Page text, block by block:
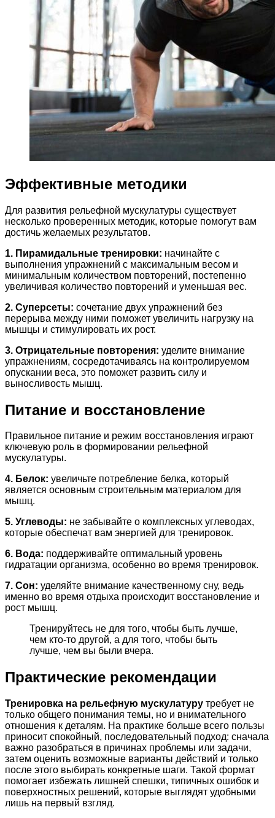
Эффективные методики
Для развития рельефной мускулатуры существует
несколько проверенных методик, которые помогут вам
достичь желаемых результатов.
1. Пирамидальные тренировки: начинайте с
выполнения упражнений с максимальным весом и
минимальным количеством повторений, постепенно
увеличивая количество повторений и уменьшая вес.
2. Суперсеты: сочетание двух упражнений без
перерыва между ними поможет увеличить нагрузку на
мышцы и стимулировать их рост.
3. Отрицательные повторения: уделите внимание
упражнениям, сосредотачиваясь на контролируемом
опускании веса, это поможет развить силу и
выносливость мышц.
Питание и восстановление
Правильное питание и режим восстановления играют
ключевую роль в формировании рельефной
мускулатуры.
4. Белок: увеличьте потребление белка, который
является основным строительным материалом для
мышц.
5. Углеводы: не забывайте о комплексных углеводах,
которые обеспечат вам энергией для тренировок.
6. Вода: поддерживайте оптимальный уровень
гидратации организма, особенно во время тренировок.
7. Сон: уделяйте внимание качественному сну, ведь
именно во время отдыха происходит восстановление и
рост мышц.
Тренируйтесь не для того, чтобы быть лучше,
чем кто-то другой, а для того, чтобы быть
лучше, чем вы были вчера.
Практические рекомендации
Тренировка на рельефную мускулатуру требует не
только общего понимания темы, но и внимательного
отношения к деталям. На практике больше всего пользы
приносит спокойный, последовательный подход: сначала
важно разобраться в причинах проблемы или задачи,
затем оценить возможные варианты действий и только
после этого выбирать конкретные шаги. Такой формат
помогает избежать лишней спешки, типичных ошибок и
поверхностных решений, которые выглядят удобными
лишь на первый взгляд.